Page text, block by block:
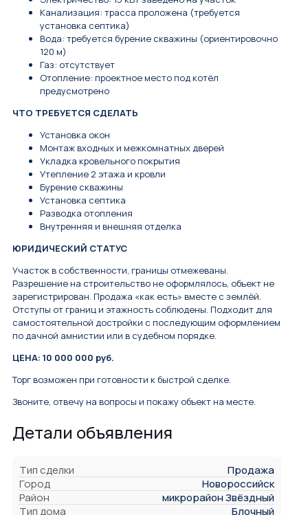
Канализация: трасса проложена (требуется
установка септика)
Вода: требуется бурение скважины (ориентировочно
120 м)
Газ: отсутствует
Отопление: проектное место под котёл
предусмотрено
ЧТО ТРЕБУЕТСЯ СДЕЛАТЬ
Установка окон
Монтаж входных и межкомнатных дверей
Укладка кровельного покрытия
Утепление 2 этажа и кровли
Бурение скважины
Установка септика
Разводка отопления
Внутренняя и внешняя отделка
ЮРИДИЧЕСКИЙ СТАТУС
Участок в собственности, границы отмежеваны.
Разрешение на строительство не оформлялось, объект не
зарегистрирован. Продажа «как есть» вместе с землёй.
Отступы от границ и этажность соблюдены. Подходит для
самостоятельной достройки с последующим оформлением
по дачной амнистии или в судебном порядке.
ЦЕНА: 10 000 000 руб.
Торг возможен при готовности к быстрой сделке.
Звоните, отвечу на вопросы и покажу объект на месте.
Детали объявления
Тип сделки
Продажа
Город
Новороссийск
Район
микрорайон Звёздный
Тип дома
Блочный